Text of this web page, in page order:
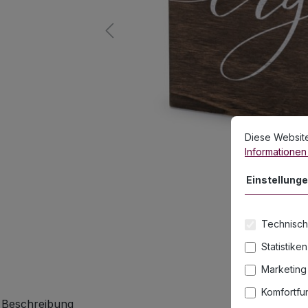
Beschreibung
Cookie-
Diese Website
Diese
Informationen
Statistiken
Marketing